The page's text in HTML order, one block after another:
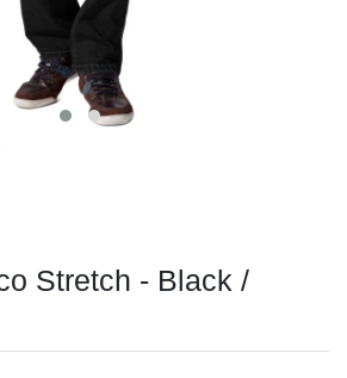
Stretch - Black /